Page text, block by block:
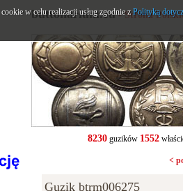
buttonarium.eu- Strona
8230guzików 1552
<
Guzik btrm006275
w celu realizacji usług zgodnie zPolityką